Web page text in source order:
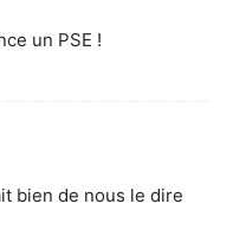
un PSE !
bien de nous le dire